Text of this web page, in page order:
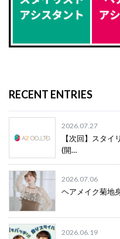
RECENT ENTRIES
2026.07.27
【次回】スタ
(開…
2026.07.06
ヘアメイク菊地
2026.06.19